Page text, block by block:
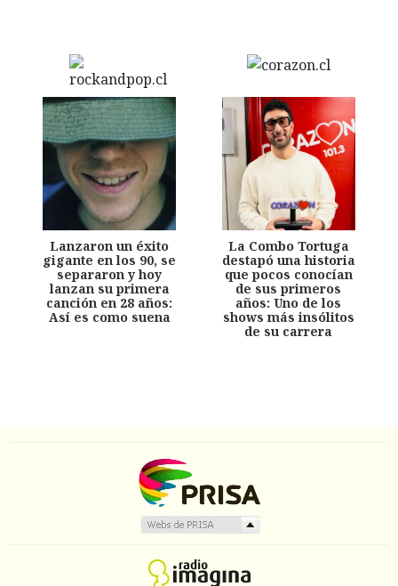
Lanzaron un éxito
gigante en los 90, se
separaron y hoy
lanzan su primera
canción en 28 años:
Así es como suena
La Combo Tortuga
destapó una historia
que pocos conocían
de sus primeros
años: Uno de los
shows más insólitos
de su carrera